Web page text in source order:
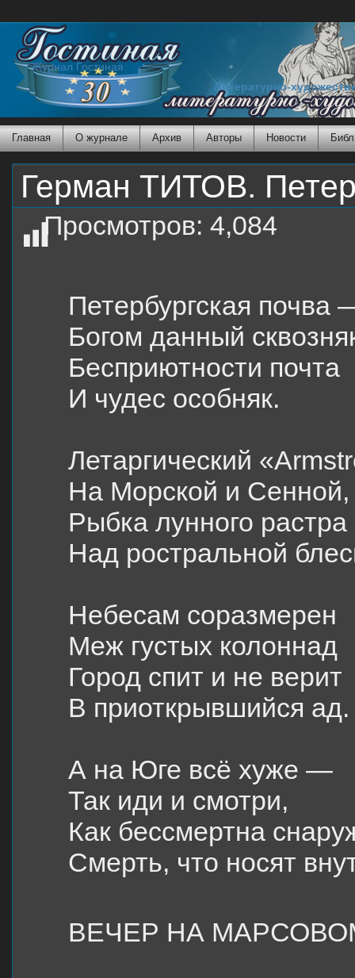
Журнал Гостиная
Литературно-
Главная О журнале Архив Авторы Новости
Герман ТИТОВ.
Просмотров: 4,084
Петербургская почва
Богом данный
Бесприютности почта
И чудес особняк.
Летаргический
На Морской и Сенной,
Рыбка лунного растра
Над ростральной
Небесам соразмерен
Меж густых колоннад
Город спит и не верит
В приоткрывшийся ад.
А на Юге всё хуже —
Так иди и смотри,
Как бессмертна
Смерть, что носят
ВЕЧЕР НА